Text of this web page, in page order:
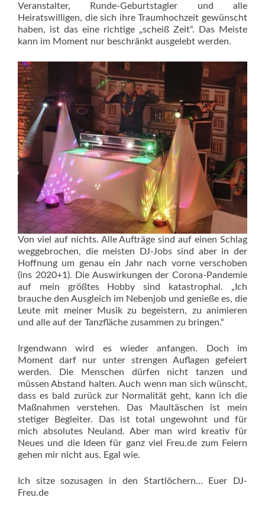
Veranstalter, Runde-Geburtstagler und alle
Heiratswilligen, die sich ihre Traumhochzeit gewünscht
haben, ist das eine richtige „scheiß Zeit“. Das Meiste
kann im Moment nur beschränkt ausgelebt werden.
Von viel auf nichts. Alle Aufträge sind auf einen Schlag
weggebrochen, die meisten DJ-Jobs sind aber in der
Hoffnung um genau ein Jahr nach vorne verschoben
(ins 2020+1). Die Auswirkungen der Corona-Pandemie
auf mein größtes Hobby sind katastrophal. „Ich
brauche den Ausgleich im Nebenjob und genieße es, die
Leute mit meiner Musik zu begeistern, zu animieren
und alle auf der Tanzfläche zusammen zu bringen.“
Irgendwann wird es wieder anfangen. Doch im
Moment darf nur unter strengen Auflagen gefeiert
werden. Die Menschen dürfen nicht tanzen und
müssen Abstand halten. Auch wenn man sich wünscht,
dass es bald zurück zur Normalität geht, kann ich die
Maßnahmen verstehen. Das Maultäschen ist mein
stetiger Begleiter. Das ist total ungewohnt und für
mich absolutes Neuland. Aber man wird kreativ für
Neues und die Ideen für ganz viel Freu.de zum Feiern
gehen mir nicht aus. Egal wie.
Ich sitze sozusagen in den Startlöchern… Euer DJ-
Freu.de